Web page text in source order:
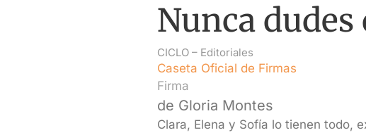
Nunca
CICLO – Editoriales
Caseta Oficial de Firmas
Firma
de Gloria Montes
Clara, Elena y Sofía lo tienen todo,